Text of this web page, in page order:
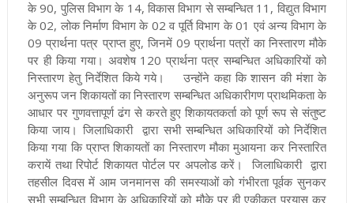
के 90, पुलिस विभाग के 14, विकास विभाग से सम्बन्धित 11, विद्युत विभाग
के 02, लोक निर्माण विभाग के 02 व पूर्ति विभाग के 01 एवं अन्य विभाग के
09 प्रार्थना पत्र प्राप्त हुए, जिनमें 09 प्रार्थना पत्रों का निस्तारण मौके
पर ही किया गया। अवशेष 120 प्रार्थना पत्र सम्बन्धित अधिकारियों को
निस्तारण हेतु निर्देशित किये गये। उन्होंने कहा कि शासन की मंशा के
अनुरूप जन शिकायतों का निस्तारण सम्बन्धित अधिकारीगण प्राथमिकता के
आधार पर गुणवत्तापूर्ण ढंग से करते हुए शिकायतकर्ता को पूर्ण रूप से संतुष्ट
किया जाय। जिलाधिकारी द्वारा सभी सम्बन्धित अधिकारियों को निर्देशित
किया गया कि प्राप्त शिकायतों का निस्तारण मौका मुआयना कर निस्तारित
करायें तथा रिपोर्ट शिकायत पोर्टल पर अपलोड करें। जिलाधिकारी द्वारा
तहसील दिवस में आम जनमानस की समस्याओं को गंभीरता पूर्वक सुनकर
सभी सम्बन्धित विभाग के अधिकारियों को मौके पर ही एकीकृत प्रयास कर